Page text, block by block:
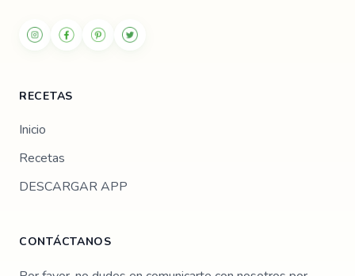
RECETAS
Inicio
Recetas
DESCARGAR APP
CONTÁCTANOS